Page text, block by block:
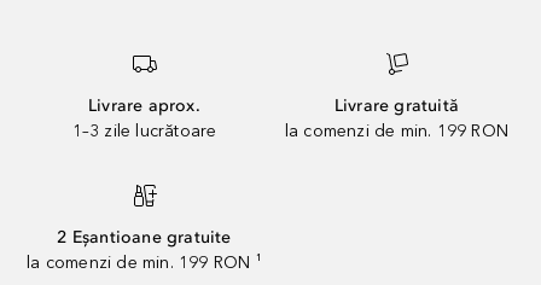
Livrare aprox.
1–3 zile lucrătoare
Livrare gratuită
la comenzi de min. 199 RON
2 Eșantioane gratuite
la comenzi de min. 199 RON ¹